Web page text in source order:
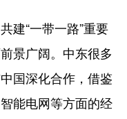
“一带一路”重要
景广阔。中东很多
国深化合作，借鉴
能电网等方面的经